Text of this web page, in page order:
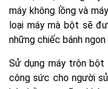
máy không lồng và
loại máy mà bột sẽ
những chiếc bánh ngon
Sử dụng máy trộn bột
công sức cho người